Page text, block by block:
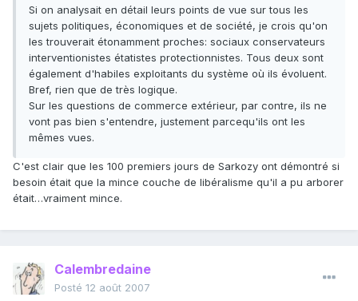
Si on analysait en détail leurs points de vue sur tous les
sujets politiques, économiques et de société, je crois qu'on
les trouverait étonamment proches: sociaux conservateurs
interventionistes étatistes protectionnistes. Tous deux sont
également d'habiles exploitants du système où ils évoluent.
Bref, rien que de très logique.
Sur les questions de commerce extérieur, par contre, ils ne
vont pas bien s'entendre, justement parcequ'ils ont les
mêmes vues.
C'est clair que les 100 premiers jours de Sarkozy ont démontré si
besoin était que la mince couche de libéralisme qu'il a pu arborer
était…vraiment mince.
Calembredaine
Posté 12 août 2007